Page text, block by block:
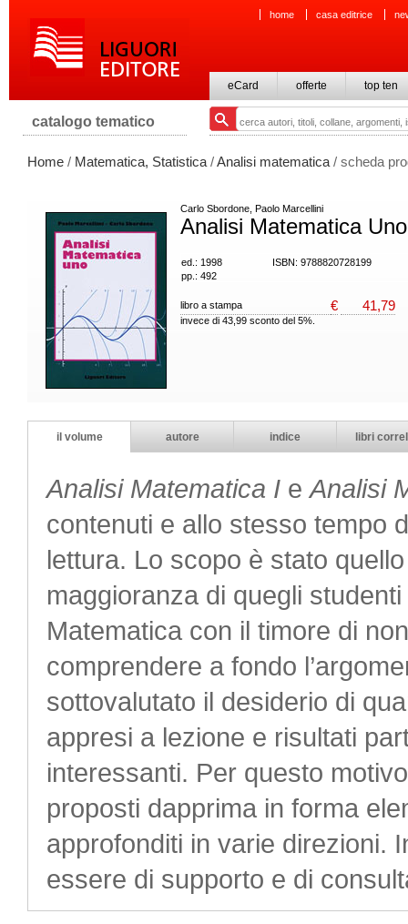
home casa editrice
eCard offerte top ten
catalogo tematico
Home / Matematica, Statistica /Analisi matematica / scheda
Carlo Sbordone, Paolo Marcellini
Analisi Matematica Uno
ed.: 1998
ISBN: 9788820728199
pp.: 492
libro a stampa € 41,79
invece di 43,99 sconto del 5%.
il volume autore indice libri
Analisi Matematica I eAnalisi
contenuti e allo stesso tempo
lettura. Lo scopo è stato
maggioranza di quegli
Matematica con il timore di
comprendere a fondo
sottovalutato il desiderio di
appresi a lezione e risultati
interessanti. Per questo
proposti dapprima in forma
approfonditi in varie direzioni.
essere di supporto e di